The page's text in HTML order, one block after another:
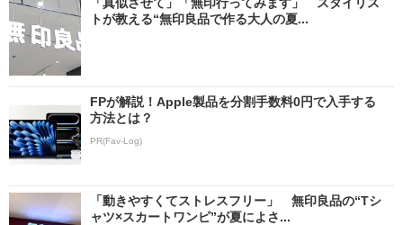
トが教える“無印良品で作る大人の夏...
FPが解説！Apple製品を分割手数料0円で入手する
方法とは？
PR(Fav-Log)
「動きやすくてストレスフリー」 無印良品の“Tシ
ャツ×スカートワンピ”が夏によさ...